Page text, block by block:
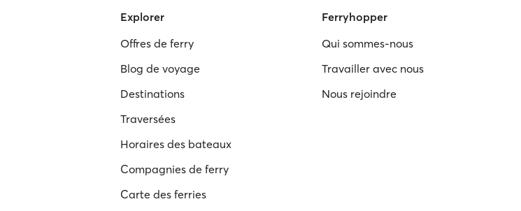
Explorer
Offres de ferry
Blog de voyage
Destinations
Traversées
Horaires des bateaux
Compagnies de ferry
Carte des ferries
Ferryhopper
Qui sommes-nous
Travailler avec nous
Nous rejoindre